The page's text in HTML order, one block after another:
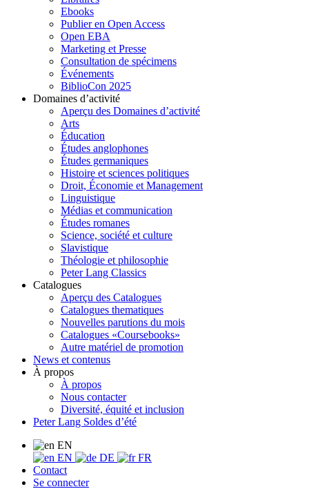
Ebooks
Publier en Open Access
Open EBA
Marketing et Presse
Consultation de spécimens
Événements
BiblioCon 2025
Domaines d’activité
Aperçu des Domaines d’activité
Arts
Éducation
Études anglophones
Études germaniques
Histoire et sciences politiques
Droit, Économie et Management
Linguistique
Médias et communication
Études romanes
Science, société et culture
Slavistique
Théologie et philosophie
Peter Lang Classics
Catalogues
Aperçu des Catalogues
Catalogues thematiques
Nouvelles parutions du mois
Catalogues «Coursebooks»
Autre matériel de promotion
News et contenus
À propos
À propos
Nous contacter
Diversité, équité et inclusion
Peter Lang Soldes d’été
EN
EN
DE
FR
Contact
Se connecter